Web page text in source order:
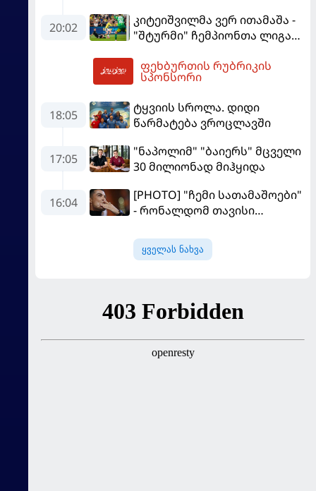
"მალიორკასთან"
დამარცხდა
20:02
კიტეიშვილმა ვერ ითამაშა -
"შტურმი" ჩემპიონთა ლიგაზე
დამარცხდა
ფეხბურთის რუბრიკის
სპონსორი
18:05
ტყვიის სროლა. დიდი
წარმატება ვროცლავში
17:05
"ნაპოლიმ" "ბაიერს" მცველი
30 მილიონად მიჰყიდა
16:04
[PHOTO] "ჩემი სათამაშოები"
- რონალდომ თავისი
ყველას ნახვა